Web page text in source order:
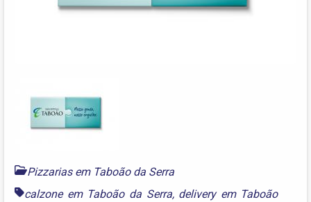
Pizzarias em Taboão da Serra
calzone em Taboão da Serra, delivery em Taboão